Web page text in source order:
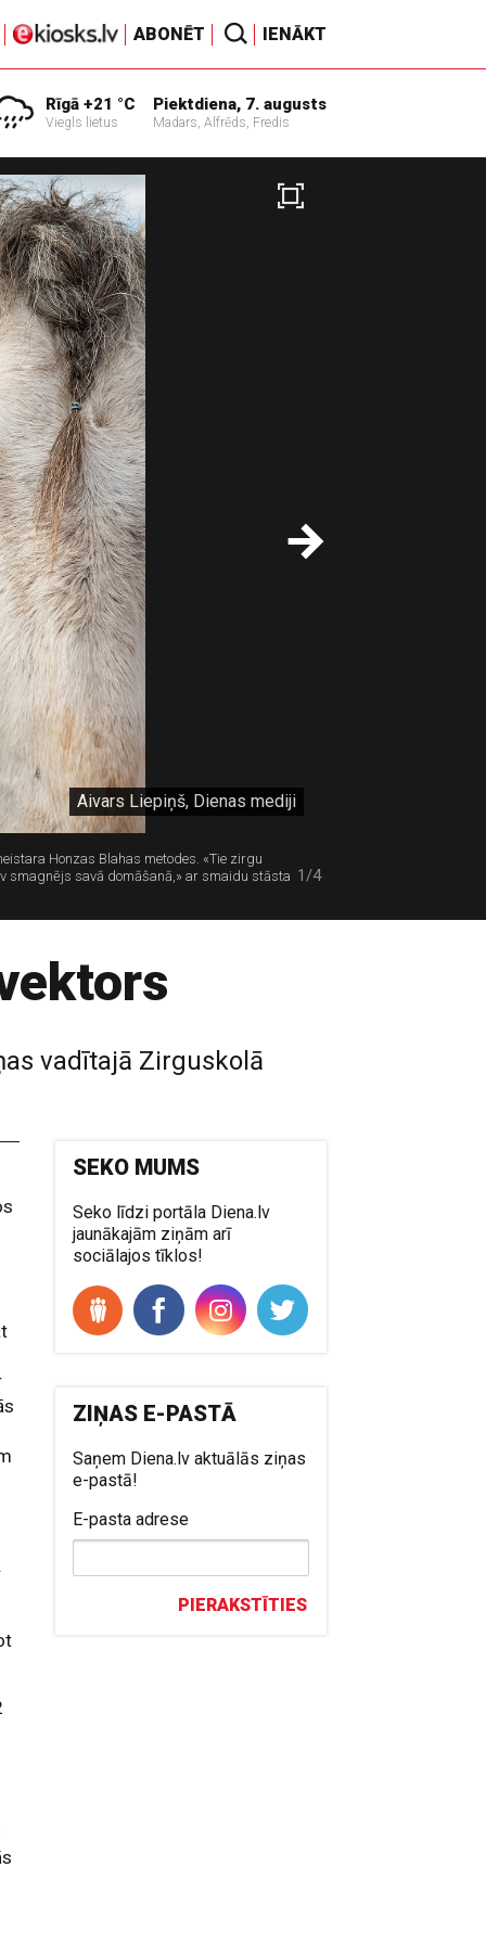
ABONĒT IENĀKT
Rīgā +21 °C
Viegls lietus
Piektdiena, 7. augusts
Madars, Alfrēds, Fredis
Aivars Liepiņš, Dienas mediji
Honzas Blahas metodes. «Tie zirgu
smagnējs savā domāšanā,» ar smaidu stāsta 1/4
vadītajā Zirguskolā
SEKO MUMS
Seko līdzi portāla Diena.lv
jaunākajām ziņām arī
sociālajos tīklos!
ZIŅAS E-PASTĀ
Saņem Diena.lv aktuālās ziņas
e-pastā!
E-pasta adrese
PIERAKSTĪTIES